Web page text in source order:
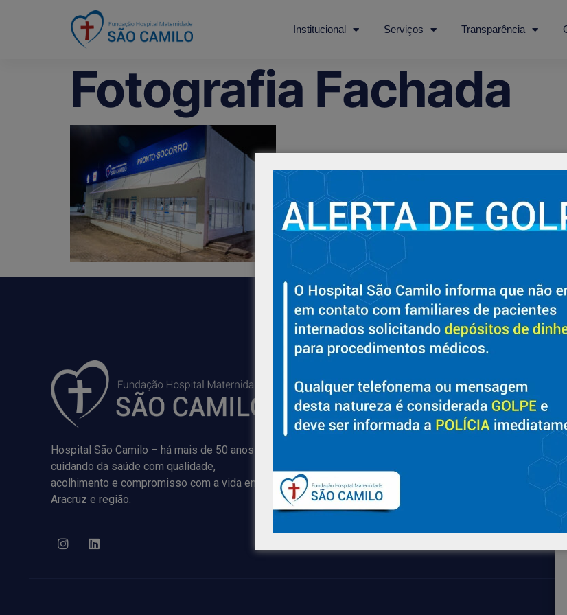
Institucional Serviços Transparência
Fotografia Fachada
Hospital São Camilo – há mais de 50 anos
cuidando da saúde com qualidade,
acolhimento e compromisso com a vida em
Aracruz e região.
Nossa História e Fundador
Diretorias
Políticas e Normas
Blog
Ouvidoria
Contato
Solicitar Prontuário
Canal LGPD e